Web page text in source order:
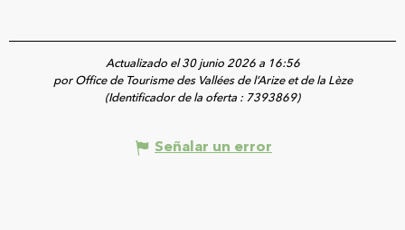
Actualizado el 30 junio 2026 a 16:56
por Office de Tourisme des Vallées de l’Arize et de la Lèze
(Identificador de la oferta : 7393869)
Señalar un error